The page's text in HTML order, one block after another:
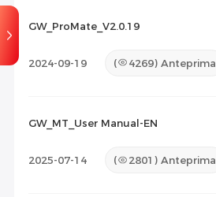
GW_ProMate_V2.0.19
2024-09-19 ( 4269) Anteprima
GW_MT_User Manual-EN
2025-07-14 ( 2801 ) Anteprima